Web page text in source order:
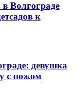
Волгограде
к
девушка
с ножом